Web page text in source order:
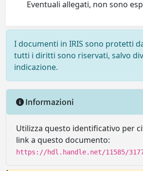
Eventuali allegati, non sono
I documenti in IRIS sono protetti
tutti i diritti sono riservati, salvo
indicazione.
Informazioni
Utilizza questo identificativo per
link a questo documento:
https://hdl.handle.net/11585/